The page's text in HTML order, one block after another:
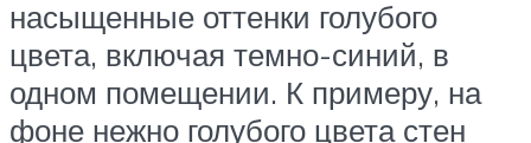
насыщенные оттенки голубого
цвета, включая темно-синий, в
одном помещении. К примеру, на
фоне нежно голубого цвета стен